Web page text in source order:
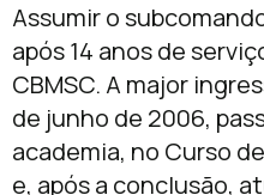
Assumir o
após 14 anos de
CBMSC. A major
de junho de 2006,
academia, no Curso
e, após a conclusão,